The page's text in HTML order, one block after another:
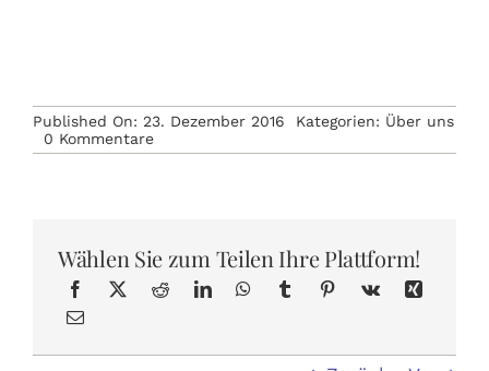
Published On: 23. Dezember 2016 Kategorien: Über uns
0 Kommentareon
♡
Wählen Sie zum Teilen Ihre Plattform!